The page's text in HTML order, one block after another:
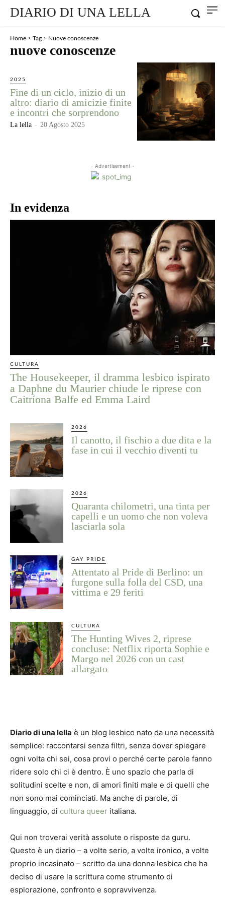
DIARIO DI UNA LELLA
Home Tag Nuove conoscenze
nuove conoscenze
2025
Fine di un ciclo, inizio di un
altro: diario di amicizie finite
e incontri che sorprendono
La lella - 20 Agosto 2025
- Advertisement -
In evidenza
CULTURA
The Housekeeper, il dramma lesbico ispirato
a Daphne du Maurier chiude le riprese con
Caitríona Balfe ed Emma Laird
2026
Il canotto, il fischio a due dita e la
fase in cui il vecchio diventi tu
2026
Quaranta chilometri, una tinta per
capelli e un uomo che non voleva
lasciarla sola
GAY PRIDE
Attentato al Pride di Berlino: un
furgone sulla folla del CSD, una
vittima e 29 feriti
CULTURA
The Hunting Wives 2, riprese
concluse: Netflix riporta Sophie e
Margo nel 2026 con un cast
allargato
Diario di una lella è un blog lesbico nato da una necessità
semplice: raccontarsi senza filtri, senza dover spiegare
ogni volta chi sei, cosa provi o perché certe parole fanno
ridere solo chi ci è dentro. È uno spazio che parla di
solitudini scelte e non, di amori finiti male e di quelli che
non sono mai cominciati. Ma anche di parole, di
linguaggio, di cultura queer italiana.
Qui non troverai verità assolute o risposte da guru.
Questo è un diario – a volte serio, a volte ironico, a volte
proprio incasinato – scritto da una donna lesbica che ha
deciso di usare la scrittura come strumento di
esplorazione, confronto e sopravvivenza.